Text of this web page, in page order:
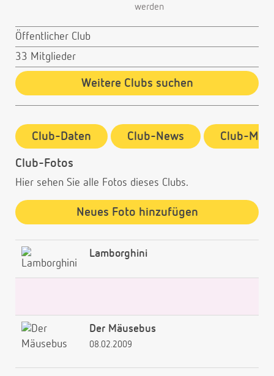
werden
Öffentlicher Club
33 Mitglieder
Weitere Clubs suchen
Club-Daten Club-News Club-
Club-Fotos
Hier sehen Sie alle Fotos dieses Clubs.
Neues Foto hinzufügen
Lamborghini
Der Mäusebus
08.02.2009